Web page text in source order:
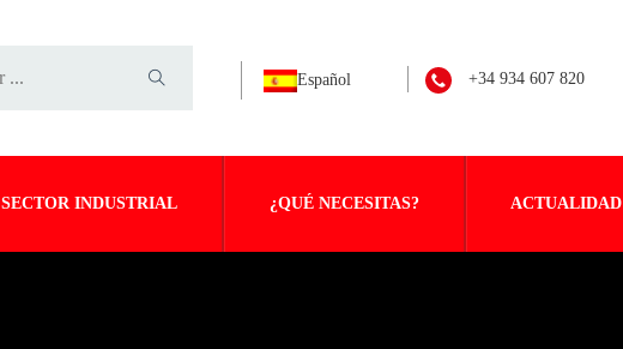
Español +34 934 607 820
SECTOR INDUSTRIAL ¿QUÉ NECESITAS? ACTUALIDAD